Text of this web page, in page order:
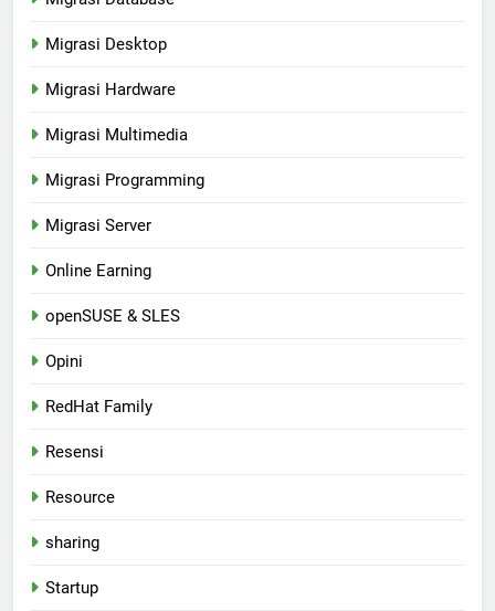
Migrasi Desktop
Migrasi Hardware
Migrasi Multimedia
Migrasi Programming
Migrasi Server
Online Earning
openSUSE & SLES
Opini
RedHat Family
Resensi
Resource
sharing
Startup